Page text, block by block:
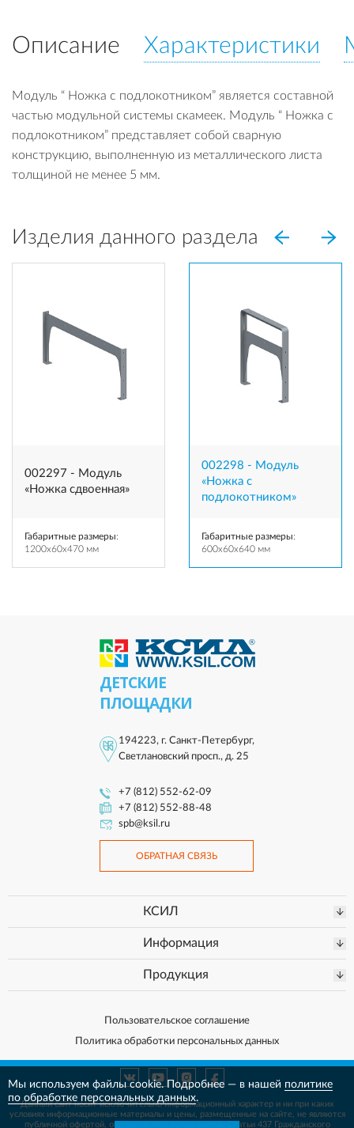
Описание Характеристики
Модуль “ Ножка с подлокотником” является составной
частью модульной системы скамеек. Модуль “ Ножка с
подлокотником” представляет собой сварную
конструкцию, выполненную из металлического листа
толщиной не менее 5 мм.
Изделия данного раздела
002297 - Модуль
«Ножка сдвоенная»
Габаритные размеры:
1200x60x470 мм
002298 - Модуль
«Ножка с
подлокотником»
Габаритные размеры:
600x60x640 мм
ДЕТСКИЕ
ПЛОЩАДКИ
194223, г. Санкт-Петербург,
Светлановский просп., д. 25
+7 (812) 552-62-09
+7 (812) 552-88-48
spb@ksil.ru
ОБРАТНАЯ СВЯЗЬ
КСИЛ
Информация
Продукция
Пользовательское соглашение
Политика обработки персональных данных
Данный сайт носит исключительно информационный характер и ни при каких
условиях информационные материалы и цены, размещенные на сайте, неявляются
публичной офертой, определяемой положениями Статьи 437 Гражданского
Мы используем файлы cookie. Подробнее — в нашей политике
по обработке персональных данных.